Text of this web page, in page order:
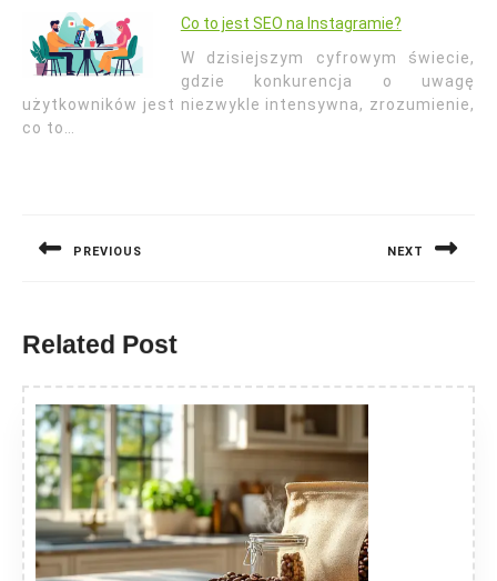
Co to jest SEO na Instagramie?
W dzisiejszym cyfrowym świecie,
gdzie konkurencja o uwagę
użytkowników jest niezwykle intensywna, zrozumienie,
co to…
PREVIOUS NEXT
Related Post